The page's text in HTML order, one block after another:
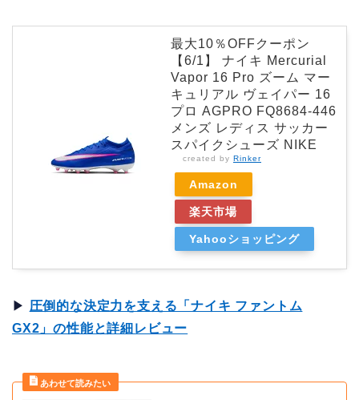
最大10％OFFクーポン
【6/1】 ナイキ Mercurial
Vapor 16 Pro ズーム マー
キュリアル ヴェイパー 16
プロ AGPRO FQ8684-446
メンズ レディス サッカー
スパイクシューズ NIKE
created by Rinker
Amazon
楽天市場
Yahooショッピング
▶︎ 圧倒的な決定力を支える「ナイキ ファントム
GX2」の性能と詳細レビュー